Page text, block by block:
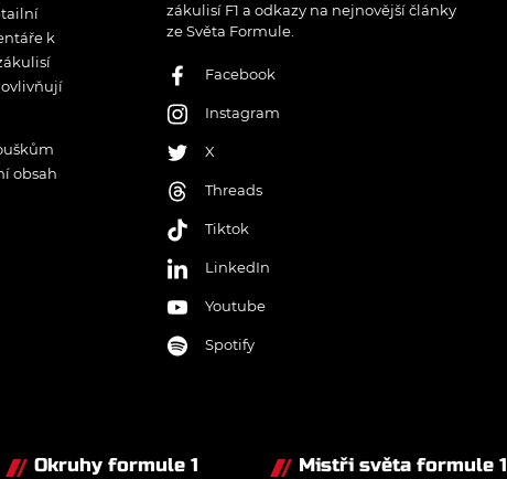
k
ovlivňují
obsah
zákulisí F1 a odkazy na nejnovější články
ze Světa Formule.
Facebook
Instagram
X
Threads
Tiktok
LinkedIn
Youtube
Spotify
Okruhy formule 1 Mistři světa formule 1